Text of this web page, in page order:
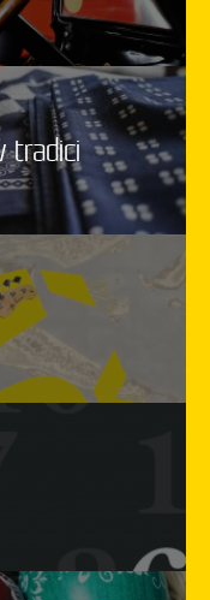
tradici